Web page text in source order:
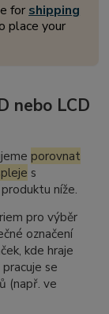
for shipping
place your
nebo LCD
porovnat
s
níže.
pro výběr
označení
kde hraje
se
(např. ve